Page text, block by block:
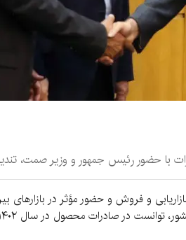
با حضور رئیس جمهور و وزیر صمت،
بازاریابی و فروش و حضور مؤثر در